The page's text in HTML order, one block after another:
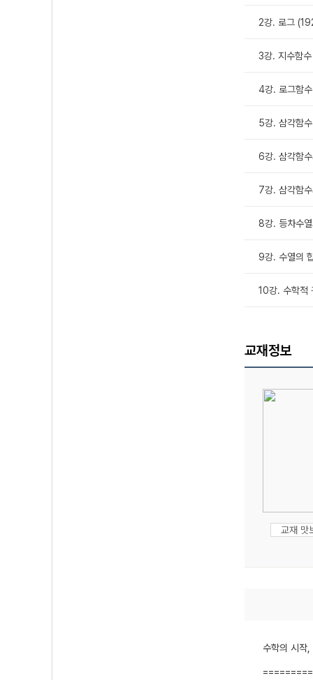
2강. 로그
3강. 지수함
4강. 로그함
5강. 삼각함
6강. 삼각함
7강. 삼각함
8강. 등차수
9강. 수열의
10강. 수학적
교재정보
교재 맛
수학의 시작